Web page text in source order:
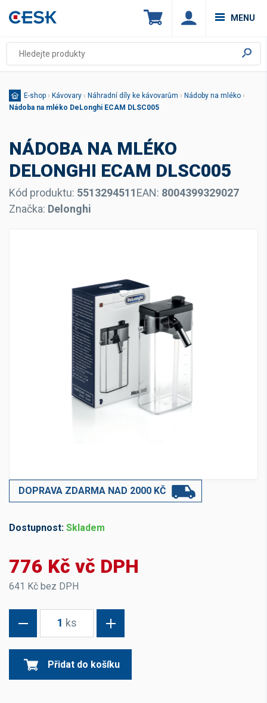
MENU
E-shop › Kávovary › Náhradní díly ke kávovarům › Nádoby na mléko ›
Nádoba na mléko DeLonghi ECAM DLSC005
NÁDOBA NA MLÉKO
DELONGHI ECAM DLSC005
Kód produktu: 5513294511EAN: 8004399329027
Značka: Delonghi
DOPRAVA ZDARMA NAD 2000 KČ
Dostupnost: Skladem
776 Kč vč DPH
641 Kč bez DPH
1 ks
Přidat do košíku